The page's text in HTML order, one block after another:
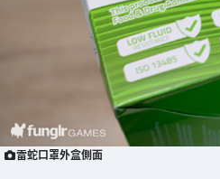
雷蛇口罩外盒側面